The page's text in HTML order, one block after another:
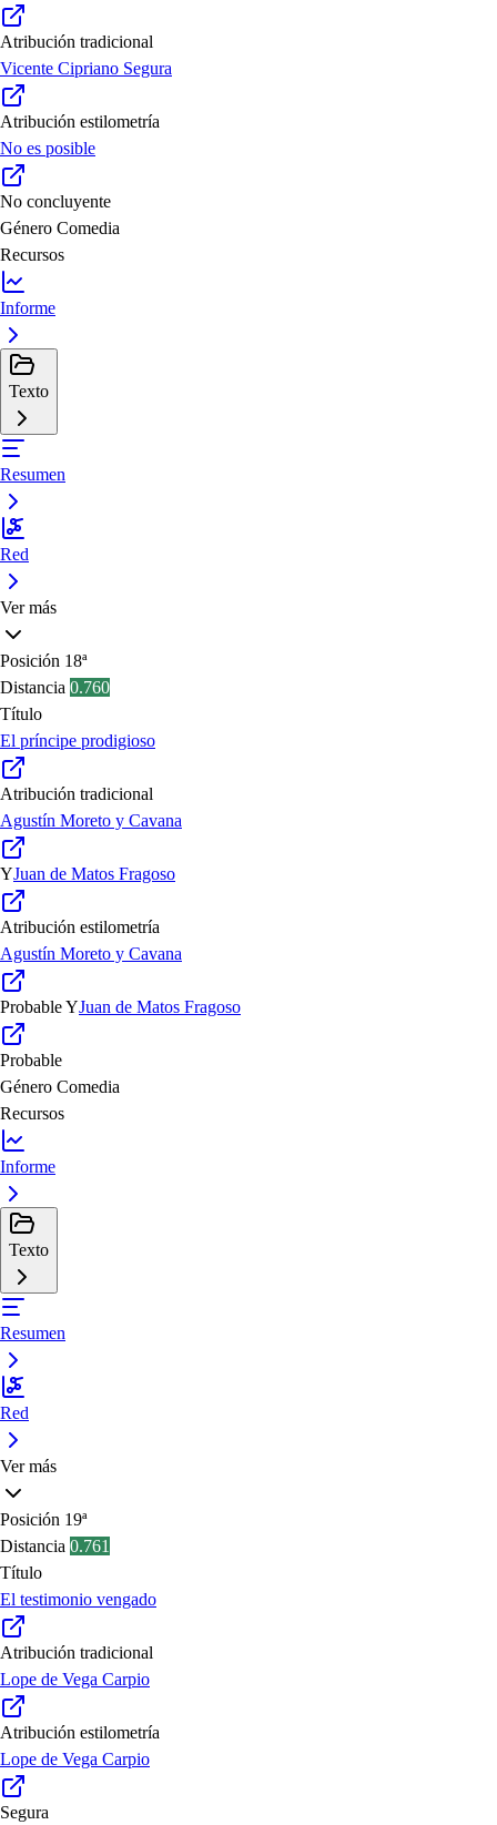
Atribución tradicional
Vicente Cipriano Segura
Atribución estilometría
No es posible
No concluyente
Género Comedia
Recursos
Informe
Texto
Resumen
Red
Ver más
Posición 18ª
Distancia 0.760
Título
El príncipe prodigioso
Atribución tradicional
Agustín Moreto y Cavana
YJuan de Matos Fragoso
Atribución estilometría
Agustín Moreto y Cavana
ProbableYJuan de Matos Fragoso
Probable
Género Comedia
Recursos
Informe
Texto
Resumen
Red
Ver más
Posición 19ª
Distancia 0.761
Título
El testimonio vengado
Atribución tradicional
Lope de Vega Carpio
Atribución estilometría
Lope de Vega Carpio
Segura